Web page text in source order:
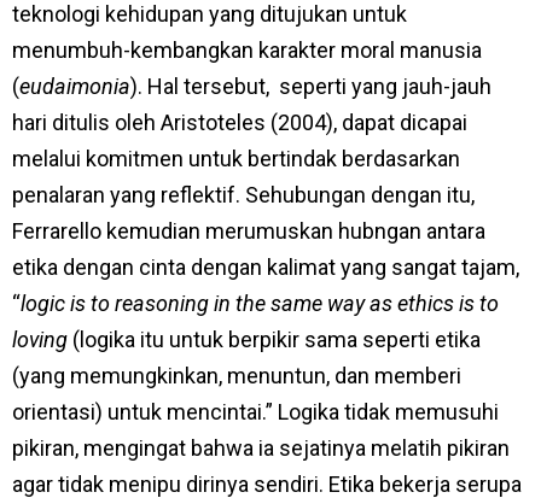
teknologi kehidupan yang ditujukan untuk
menumbuh-kembangkan karakter moral manusia
(eudaimonia). Hal tersebut, seperti yang jauh-jauh
hari ditulis oleh Aristoteles (2004), dapat dicapai
melalui komitmen untuk bertindak berdasarkan
penalaran yang reflektif. Sehubungan dengan itu,
Ferrarello kemudian merumuskan hubngan antara
etika dengan cinta dengan kalimat yang sangat tajam,
“logic is to reasoning in the same way as ethics is to
loving (logika itu untuk berpikir sama seperti etika
(yang memungkinkan, menuntun, dan memberi
orientasi) untuk mencintai.” Logika tidak memusuhi
pikiran, mengingat bahwa ia sejatinya melatih pikiran
agar tidak menipu dirinya sendiri. Etika bekerja serupa